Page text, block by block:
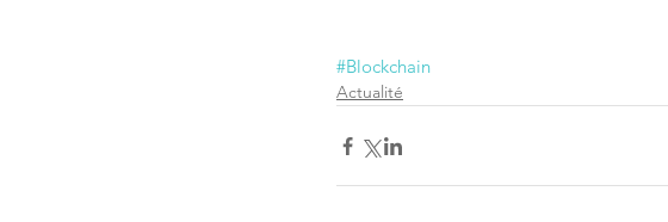
#Blockchain
Actualité